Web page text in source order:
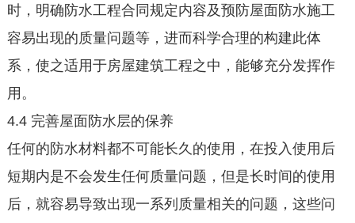
时，明确防水工程合同规定内容及预防屋面防水施工
容易出现的质量问题等，进而科学合理的构建此体
系，使之适用于房屋建筑工程之中，能够充分发挥作
用。
4.4 完善屋面防水层的保养
任何的防水材料都不可能长久的使用，在投入使用后
短期内是不会发生任何质量问题，但是长时间的使用
后，就容易导致出现一系列质量相关的问题，这些问